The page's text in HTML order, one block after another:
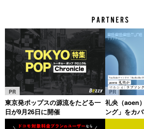
PR
東京発ポップスの源流をたどる一
日が9月26日に開催
PR
礼央（aoen
ング」をカ